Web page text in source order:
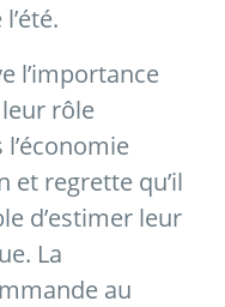
l’importance
rôle
et regrette qu’il
d’estimer leur
La
au